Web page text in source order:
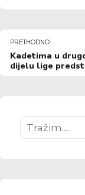
PRETHODNO
Kadetima u
dijelu lige